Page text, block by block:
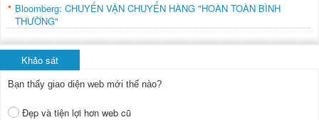
Bloomberg: CHUYẾN VẬN CHUYỂN HÀNG "HOÀN TOÀN BÌNH
THƯỜNG"
Khảo sát
Bạn thấy giao diện web mới thế nào?
Đẹp và tiện lợi hơn web cũ